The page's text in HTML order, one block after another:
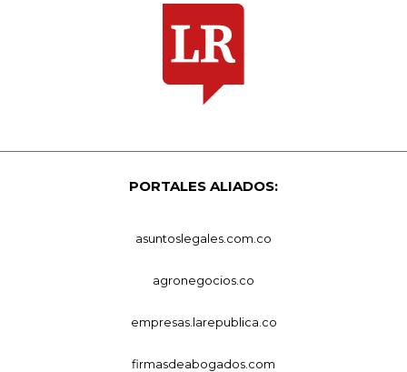
PORTALES ALIADOS:
asuntoslegales.com.co
agronegocios.co
empresas.larepublica.co
firmasdeabogados.com